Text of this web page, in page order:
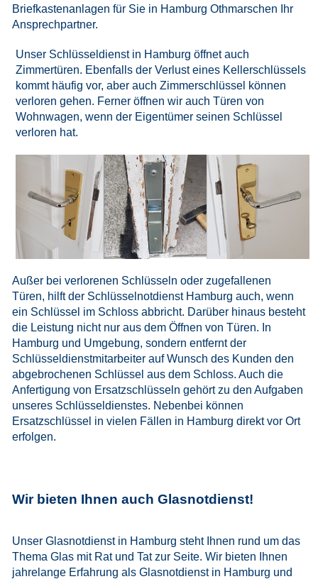
Briefkastenanlagen für Sie in Hamburg Othmarschen Ihr
Ansprechpartner.
Unser Schlüsseldienst in Hamburg öffnet auch
Zimmertüren. Ebenfalls der Verlust eines Kellerschlüssels
kommt häufig vor, aber auch Zimmerschlüssel können
verloren gehen. Ferner öffnen wir auch Türen von
Wohnwagen, wenn der Eigentümer seinen Schlüssel
verloren hat.
Außer bei verlorenen Schlüsseln oder zugefallenen
Türen, hilft der Schlüsselnotdienst Hamburg auch, wenn
ein Schlüssel im Schloss abbricht. Darüber hinaus besteht
die Leistung nicht nur aus dem Öffnen von Türen. In
Hamburg und Umgebung, sondern entfernt der
Schlüsseldienstmitarbeiter auf Wunsch des Kunden den
abgebrochenen Schlüssel aus dem Schloss. Auch die
Anfertigung von Ersatzschlüsseln gehört zu den Aufgaben
unseres Schlüsseldienstes. Nebenbei können
Ersatzschlüssel in vielen Fällen in Hamburg direkt vor Ort
erfolgen.
Wir bieten Ihnen auch Glasnotdienst!
Unser Glasnotdienst in Hamburg steht Ihnen rund um das
Thema Glas mit Rat und Tat zur Seite. Wir bieten Ihnen
jahrelange Erfahrung als Glasnotdienst in Hamburg und